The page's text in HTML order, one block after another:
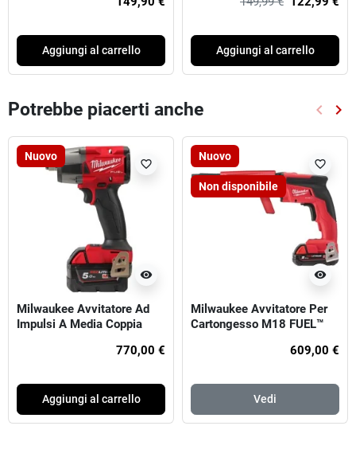
Aggiungi al carrello Aggiungi al carrello
Potrebbe piacerti anche keyboard_arrow_left keyboard_arrow_right
Nuovo
visibility
favorite_border
Milwaukee Avvitatore Ad
Impulsi A Media Coppia
770,00 €
Aggiungi al carrello
Nuovo
Non disponibile
visibility
favorite_border
Milwaukee Avvitatore Per
Cartongesso M18 FUEL™
609,00 €
Vedi